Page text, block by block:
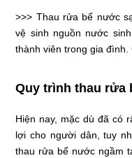
>>> Thau rửa bể nước
vệ sinh nguồn nước
thành viên trong gia
Quy trình thau rửa
Hiện nay, mặc dù đã có
lợi cho người dân, tuy
thau rửa bể nước ngầm